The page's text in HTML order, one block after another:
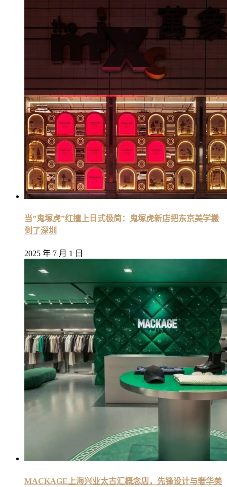
当”鬼塚虎”红撞上日式极简：鬼塚虎新店把东京美学搬
到了深圳
2025 年 7 月 1 日
MACKAGE上海兴业太古汇概念店，先锋设计与奢华美